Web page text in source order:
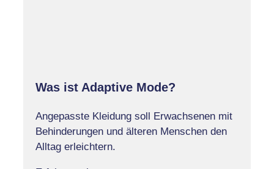
Was ist Adaptive Mode?
Angepasste Kleidung soll Erwachsenen mit
Behinderungen und älteren Menschen den
Alltag erleichtern.